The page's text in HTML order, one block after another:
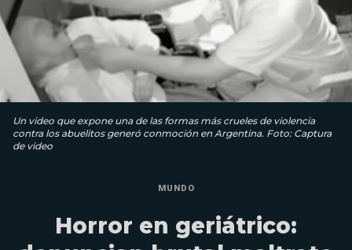
Un video que expone una de las formas más crueles de violencia
contra los abuelitos generó conmoción en Argentina. Foto: Captura
de video
MUNDO
Horror en geriátrico: